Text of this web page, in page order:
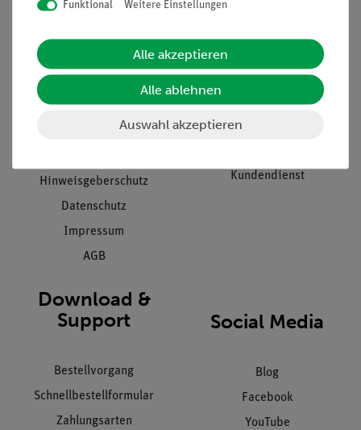
Informationen
Projekte und Lösungen
Presse
Stellenangebote
Hinweisgeberschutz
Datenschutz
Impressum
AGB
Übersicht Service
Beratung & Showroom
Inventarisierungs- &
Einräumservice
Kundendienst
Download &
Support
Bestellvorgang
Schnellbestellformular
Zahlungsarten
Social Media
Blog
Facebook
YouTube
Funktional Weitere Einstellungen
Alle akzeptieren
Alle ablehnen
Auswahl akzeptieren